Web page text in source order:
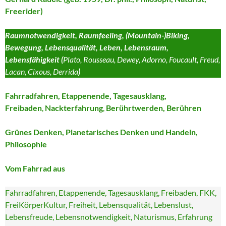
Freerider)
Raumnotwendigkeit, Raumfeeling, (Mountain-)Biking,
Bewegung, Lebensqualität, Leben, Lebensraum,
Lebensfähigkeit (Plato, Rousseau, Dewey, Adorno, Foucault, Freud,
Lacan, Cixous, Derrida)
Fahrradfahren, Etappenende, Tagesausklang,
Freibaden, Nackterfahrung, Berührtwerden, Berühren
Grünes Denken, Planetarisches Denken und Handeln,
Philosophie
Vom Fahrrad aus
Fahrradfahren, Etappenende, Tagesausklang, Freibaden, FKK,
FreiKörperKultur, Freiheit, Lebensqualität, Lebenslust,
Lebensfreude, Lebensnotwendigkeit, Naturismus, Erfahrung